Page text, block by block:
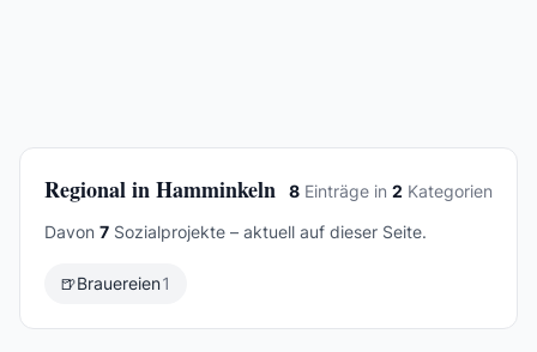
Regional in Hamminkeln 8 Einträge in 2 Kategorien
Davon 7 Sozialprojekte – aktuell auf dieser Seite.
🍺Brauereien1